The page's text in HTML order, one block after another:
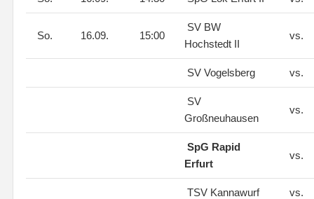
So. 16.09. 15:00
SV BW
Hochstedt II
vs.
SV Vogelsberg vs.
SV
Großneuhausen
vs.
SpG Rapid
Erfurt
vs.
TSV Kannawurf vs.